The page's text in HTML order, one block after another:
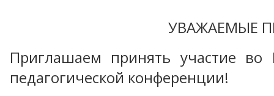
УВАЖАЕМЫЕ
Приглашаем принять участие во
педагогической конференции!